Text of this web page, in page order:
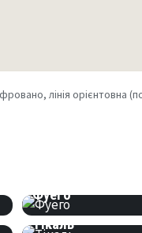
лінія орієнтовна
Фуего
ІСТОРІЯ
Тікаль